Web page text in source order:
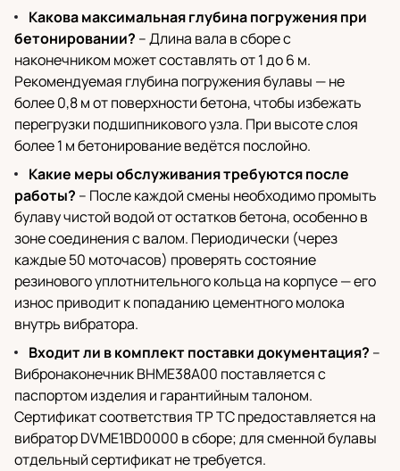
Какова максимальная глубина погружения при
бетонировании? – Длина вала в сборе с
наконечником может составлять от 1 до 6 м.
Рекомендуемая глубина погружения булавы — не
более 0,8 м от поверхности бетона, чтобы избежать
перегрузки подшипникового узла. При высоте слоя
более 1 м бетонирование ведётся послойно.
Какие меры обслуживания требуются после
работы? – После каждой смены необходимо промыть
булаву чистой водой от остатков бетона, особенно в
зоне соединения с валом. Периодически (через
каждые 50 моточасов) проверять состояние
резинового уплотнительного кольца на корпусе — его
износ приводит к попаданию цементного молока
внутрь вибратора.
Входит ли в комплект поставки документация? –
Вибронаконечник BHME38A00 поставляется с
паспортом изделия и гарантийным талоном.
Сертификат соответствия ТР ТС предоставляется на
вибратор DVME1BD0000 в сборе; для сменной булавы
отдельный сертификат не требуется.